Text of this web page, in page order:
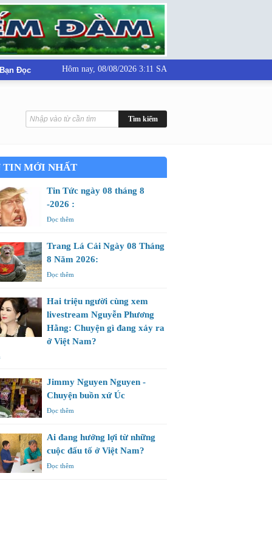
Đọc Hôm nay, 08/08/2026 3:11 SA
TIN MỚI NHẤT
Tin Tức ngày 08 tháng 8
-2026 :
Đọc thêm
Trang Lá Cải Ngày 08 Tháng
8 Năm 2026:
Đọc thêm
Hai triệu người cùng xem
livestream Nguyễn Phương
Hằng: Chuyện gì đang xảy ra
ở Việt Nam?
Jimmy Nguyen Nguyen -
Chuyện buồn xứ Úc
Đọc thêm
Ai đang hưởng lợi từ những
cuộc đấu tố ở Việt Nam?
Đọc thêm